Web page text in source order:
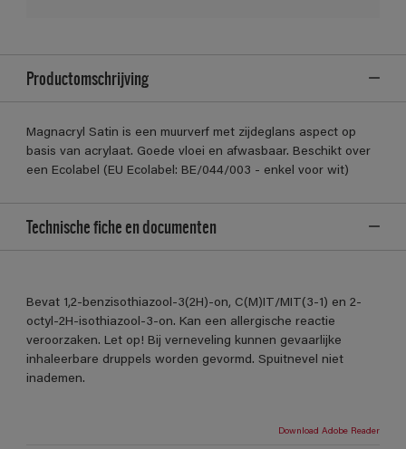
Productomschrijving
Magnacryl Satin is een muurverf met zijdeglans aspect op
basis van acrylaat. Goede vloei en afwasbaar. Beschikt over
een Ecolabel (EU Ecolabel: BE/044/003 - enkel voor wit)
Technische fiche en documenten
Bevat 1,2-benzisothiazool-3(2H)-on, C(M)IT/MIT(3-1) en 2-
octyl-2H-isothiazool-3-on. Kan een allergische reactie
veroorzaken. Let op! Bij verneveling kunnen gevaarlijke
inhaleerbare druppels worden gevormd. Spuitnevel niet
inademen.
Download Adobe Reader